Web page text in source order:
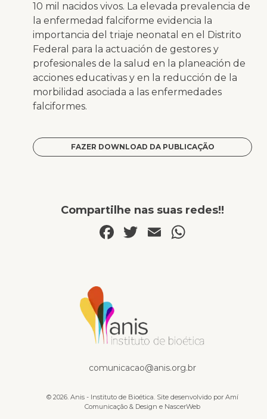
10 mil nacidos vivos. La elevada prevalencia de
la enfermedad falciforme evidencia la
importancia del triaje neonatal en el Distrito
Federal para la actuación de gestores y
profesionales de la salud en la planeación de
acciones educativas y en la reducción de la
morbilidad asociada a las enfermedades
falciformes.
FAZER DOWNLOAD DA PUBLICAÇÃO
Compartilhe nas suas redes!!
Facebook
Twitter
Email
comunicacao@anis.org.br
© 2026. Anis - Instituto de Bioética. Site desenvolvido por Amí
Comunicação & Design e NascerWeb